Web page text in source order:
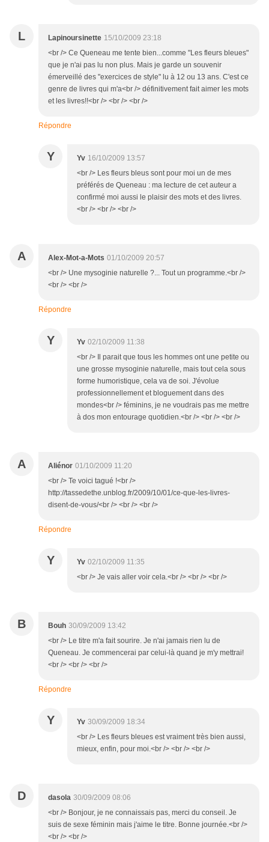
L Lapinoursinette 15/10/2009 23:18
<br /> Ce Queneau me tente bien...comme "Les fleurs bleues"
que je n'ai pas lu non plus. Mais je garde un souvenir
émerveillé des "exercices de style" lu à 12 ou 13 ans. C'est ce
genre de livres qui m'a<br /> définitivement fait aimer les mots
et les livres!!<br /> <br /> <br />
Répondre
Y Yv 16/10/2009 13:57
<br /> Les fleurs bleus sont pour moi un de mes
préférés de Queneau : ma lecture de cet auteur a
confirmé moi aussi le plaisir des mots et des livres.
<br /> <br /> <br />
A Alex-Mot-a-Mots 01/10/2009 20:57
<br /> Une mysoginie naturelle ?... Tout un programme.<br />
<br /> <br />
Répondre
Y Yv 02/10/2009 11:38
<br /> Il parait que tous les hommes ont une petite ou
une grosse mysoginie naturelle, mais tout cela sous
forme humoristique, cela va de soi. J'évolue
professionnellement et bloguement dans des
mondes<br /> féminins, je ne voudrais pas me mettre
à dos mon entourage quotidien.<br /> <br /> <br />
A Aliénor 01/10/2009 11:20
<br /> Te voici tagué !<br />
http://tassedethe.unblog.fr/2009/10/01/ce-que-les-livres-
disent-de-vous/<br /> <br /> <br />
Répondre
Y Yv 02/10/2009 11:35
<br /> Je vais aller voir cela.<br /> <br /> <br />
B Bouh 30/09/2009 13:42
<br /> Le titre m'a fait sourire. Je n'ai jamais rien lu de
Queneau. Je commencerai par celui-là quand je m'y mettrai!
<br /> <br /> <br />
Répondre
Y Yv 30/09/2009 18:34
<br /> Les fleurs bleues est vraiment très bien aussi,
mieux, enfin, pour moi.<br /> <br /> <br />
D dasola 30/09/2009 08:06
<br /> Bonjour, je ne connaissais pas, merci du conseil. Je
suis de sexe féminin mais j'aime le titre. Bonne journée.<br />
<br /> <br />